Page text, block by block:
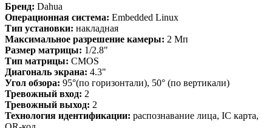
Бренд: Dahua
Операционная система: Embedded Linux
Тип установки: накладная
Максимальное разрешение камеры: 2 Мп
Размер матрицы: 1/2.8"
Тип матрицы: CMOS
Диагональ экрана: 4.3"
Угол обзора: 95°(по горизонтали), 50° (по вертикали)
Тревожный вход: 2
Тревожный выход: 2
Технология идентификации: распознавание лица, IC карта,